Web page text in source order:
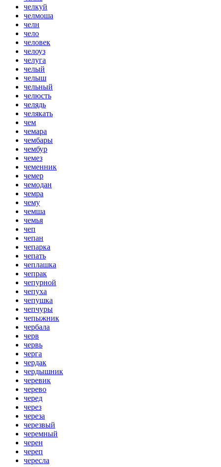
челкуй
челмоша
челн
чело
человек
челоуз
челуга
челый
челыш
чельный
челюсть
челядь
челякать
чем
чемара
чембары
чембур
чемез
чеменник
чемер
чемодан
чемра
чему
чемша
чемья
чеп
чепан
чепарка
чепать
чеплашка
чепрак
чепурной
чепуха
чепушка
чепчуры
чепыжник
чербала
черв
червь
черга
чердак
чердышник
черевик
черево
черед
через
череза
черезвый
черемный
черен
череп
чересла